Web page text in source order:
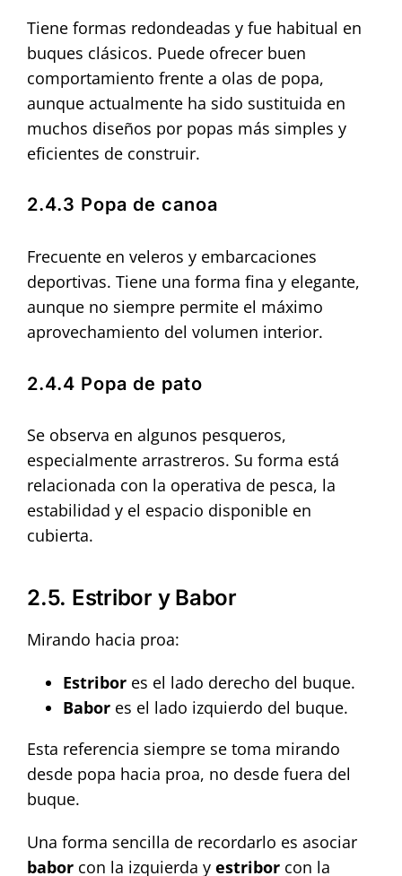
Tiene formas redondeadas y fue habitual en
buques clásicos. Puede ofrecer buen
comportamiento frente a olas de popa,
aunque actualmente ha sido sustituida en
muchos diseños por popas más simples y
eficientes de construir.
2.4.3 Popa de canoa
Frecuente en veleros y embarcaciones
deportivas. Tiene una forma fina y elegante,
aunque no siempre permite el máximo
aprovechamiento del volumen interior.
2.4.4 Popa de pato
Se observa en algunos pesqueros,
especialmente arrastreros. Su forma está
relacionada con la operativa de pesca, la
estabilidad y el espacio disponible en
cubierta.
2.5. Estribor y Babor
Mirando hacia proa:
Estribores el lado derecho del buque.
Babores el lado izquierdo del buque.
Esta referencia siempre se toma mirando
desde popa hacia proa, no desde fuera del
buque.
Una forma sencilla de recordarlo es asociar
baborcon la izquierda y estriborcon la